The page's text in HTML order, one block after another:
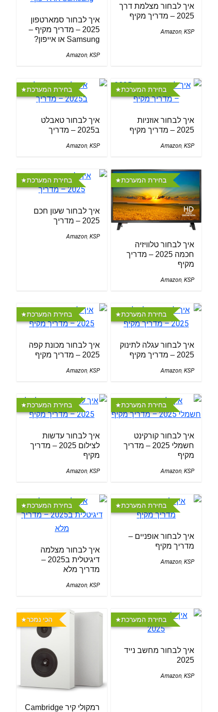
איך לבחור מצלמת דרך
2025 – מדריך מקיף
Amazon ,KSP
איך לבחור סמארטפון
2025 – מדריך מקיף –
Samsung או אייפון?
Amazon ,KSP
בחירת המערכת
איך לבחור אוזניות
2025 – מדריך מקיף
Amazon ,KSP
בחירת המערכת
איך לבחור טאבלט
ב2025 – מדריך
Amazon ,KSP
בחירת המערכת
איך לבחור טלוויזיה
חכמה 2025 – מדריך
מקיף
Amazon,KSP
בחירת המערכת
איך לבחור שעון חכם
2025 – מדריך
Amazon ,KSP
בחירת המערכת
איך לבחור עגלה לתינוק
2025 – מדריך מקיף
Amazon,KSP
בחירת המערכת
איך לבחור מכונת קפה
2025 – מדריך מקיף
Amazon,KSP
בחירת המערכת
איך לבחור קורקינט
חשמלי 2025 – מדריך
מקיף
Amazon,KSP
בחירת המערכת
איך לבחור עדשות
לצילום 2025 – מדריך
מקיף
Amazon,KSP
בחירת המערכת
איך לבחור אופניים –
מדריך מקיף
Amazon,KSP
בחירת המערכת
איך לבחור מצלמה
דיגיטלית ב2025 –
מדריך מלא
Amazon,KSP
בחירת המערכת
איך לבחור מחשב נייד
2025
Amazon,KSP
הכי נמכר
רמקולי קיר Cambridge